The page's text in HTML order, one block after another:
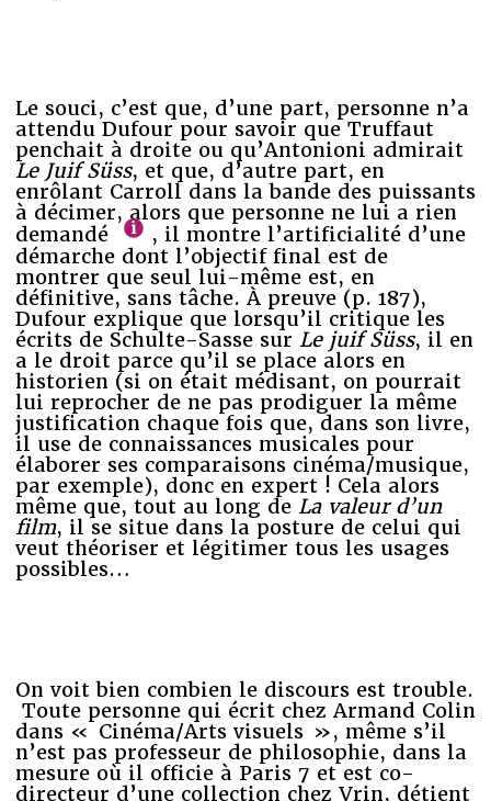
Le souci, c’est que, d’une part, personne n’a
attendu Dufour pour savoir que Truffaut
penchait à droite ou qu’Antonioni admirait
Le Juif Süss, et que, d’autre part, en
enrôlant Carroll dans la bande des puissants
à décimer, alors que personne ne lui a rien
demandé
, il montre l’artificialité d’une
démarche dont l’objectif final est de
montrer que seul lui-même est, en
définitive, sans tâche. À preuve (p. 187),
Dufour explique que lorsqu’il critique les
écrits de Schulte-Sasse sur Le juif Süss, il en
a le droit parce qu’il se place alors en
historien (si on était médisant, on pourrait
lui reprocher de ne pas prodiguer la même
justification chaque fois que, dans son livre,
il use de connaissances musicales pour
élaborer ses comparaisons cinéma/musique,
par exemple), donc en expert ! Cela alors
même que, tout au long de La valeur d’un
film, il se situe dans la posture de celui qui
veut théoriser et légitimer tous les usages
possibles…
On voit bien combien le discours est trouble.
Toute personne qui écrit chez Armand Colin
dans « Cinéma/Arts visuels », même s’il
n’est pas professeur de philosophie, dans la
mesure où il officie à Paris 7 et est co-
directeur d’une collection chez Vrin, détient